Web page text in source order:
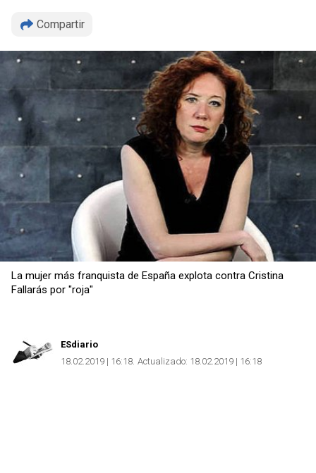
Compartir
La mujer más franquista de España explota contra Cristina
Fallarás por "roja"
ESdiario
18.02.2019 | 16:18 Actualizado: 18.02.2019 | 16:18